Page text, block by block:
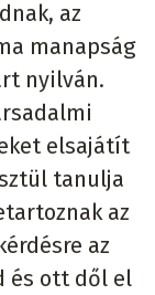
az
manapság
nyilván.
elsajátít
tanulja
az
az
és ott dől el